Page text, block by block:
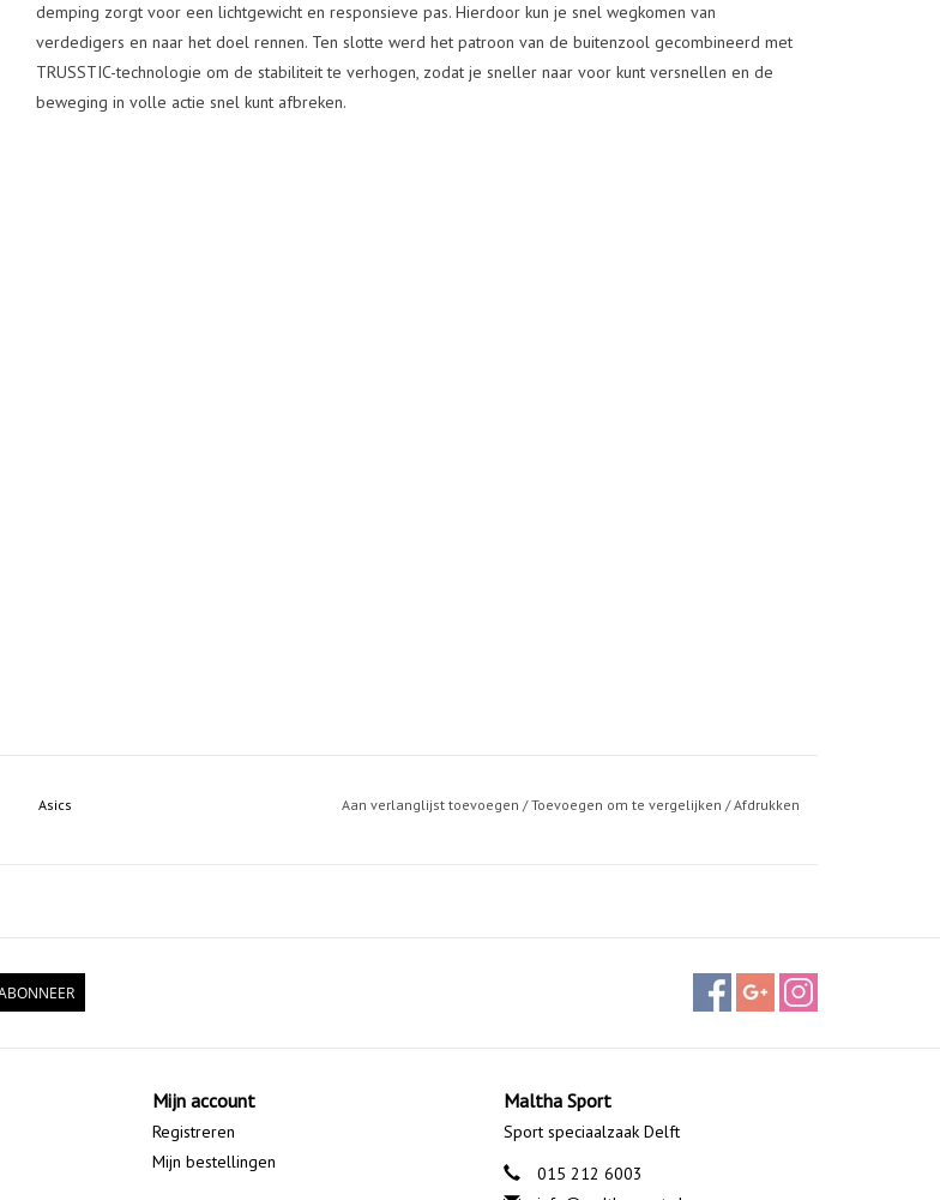
demping zorgt voor een lichtgewicht en responsieve pas. Hierdoor kun je snel wegkomen van
verdedigers en naar het doel rennen. Ten slotte werd het patroon van de buitenzool gecombineerd met
TRUSSTIC-technologie om de stabiliteit te verhogen, zodat je sneller naar voor kunt versnellen en de
beweging in volle actie snel kunt afbreken.
Asics Aan verlanglijst toevoegen /Toevoegen om te vergelijken /Afdrukken
Mijn account
Registreren
Mijn bestellingen
Maltha Sport
Sport speciaalzaak Delft
015 212 6003